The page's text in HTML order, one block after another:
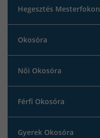
Hegesztés Mesterfokon
Okosóra
Női Okosóra
Férfi Okosóra
Gyerek Okosóra